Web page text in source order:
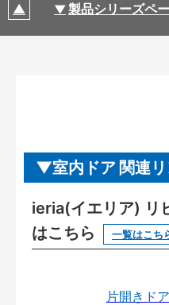
製品シリーズペ
室内ドア 関連
ieria(イエリア) リ
はこちら
一覧はこち
片開きド